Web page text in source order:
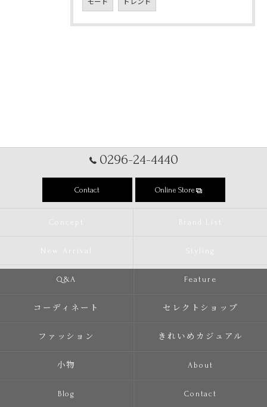
0296-24-4440
Contact Online Store
Concept Brand List
New Arrival Styling
Q&A Feature
コーディネート セレクトショップ
ファッション きれいめカジュアル
小物 About
Blog Contact